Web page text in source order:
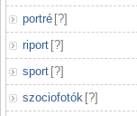
portré [?]
riport [?]
sport [?]
szociofotók [?]